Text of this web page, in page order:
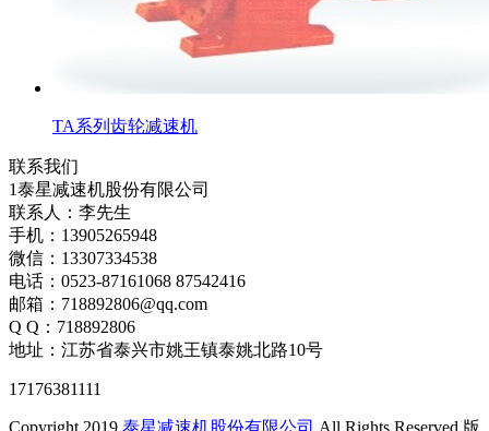
TA系列齿轮减速机
联系我们
1泰星减速机股份有限公司
联系人：李先生
手机：13905265948
微信：13307334538
电话：0523-87161068 87542416
邮箱：718892806@qq.com
Q Q：718892806
地址：江苏省泰兴市姚王镇泰姚北路10号
17176381111
Copyright 2019 泰星减速机股份有限公司 All Rights Reserved 版